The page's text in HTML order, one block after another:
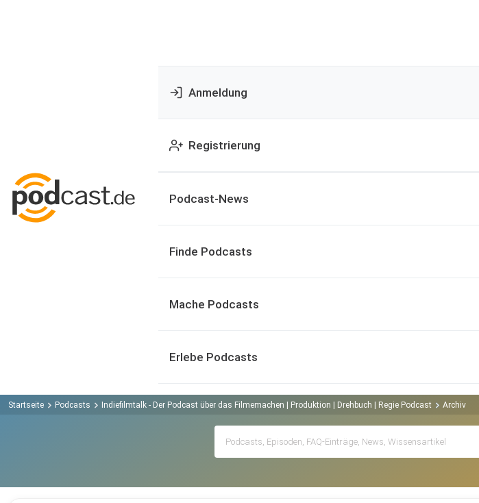
Anmeldung
Registrierung
Podcast-News
Finde Podcasts
Mache Podcasts
Erlebe Podcasts
Startseite Podcasts Indiefilmtalk - Der Podcast über das Filmemachen | Produktion | Drehbuch | Regie Podcast Archiv